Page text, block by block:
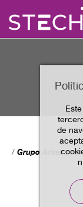
de
Grupo Aritex